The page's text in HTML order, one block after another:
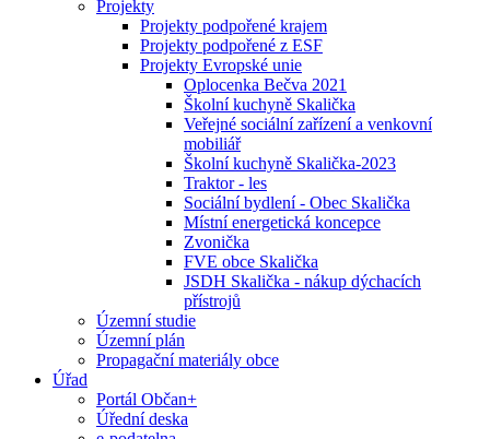
Projekty
Projekty podpořené krajem
Projekty podpořené z ESF
Projekty Evropské unie
Oplocenka Bečva 2021
Školní kuchyně Skalička
Veřejné sociální zařízení a venkovní
mobiliář
Školní kuchyně Skalička-2023
Traktor - les
Sociální bydlení - Obec Skalička
Místní energetická koncepce
Zvonička
FVE obce Skalička
JSDH Skalička - nákup dýchacích
přístrojů
Územní studie
Územní plán
Propagační materiály obce
Úřad
Portál Občan+
Úřední deska